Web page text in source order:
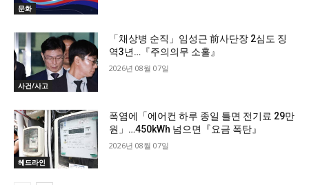
문화
사건/사고
「채상병 순직」임성근 前사단장 2심도 징
역3년…『주의의무 소홀』
2026년 08월 07일
헤드라인
폭염에「에어컨 하루 종일 틀면 전기료 29만
원」…450kWh 넘으면『요금 폭탄』
2026년 08월 07일